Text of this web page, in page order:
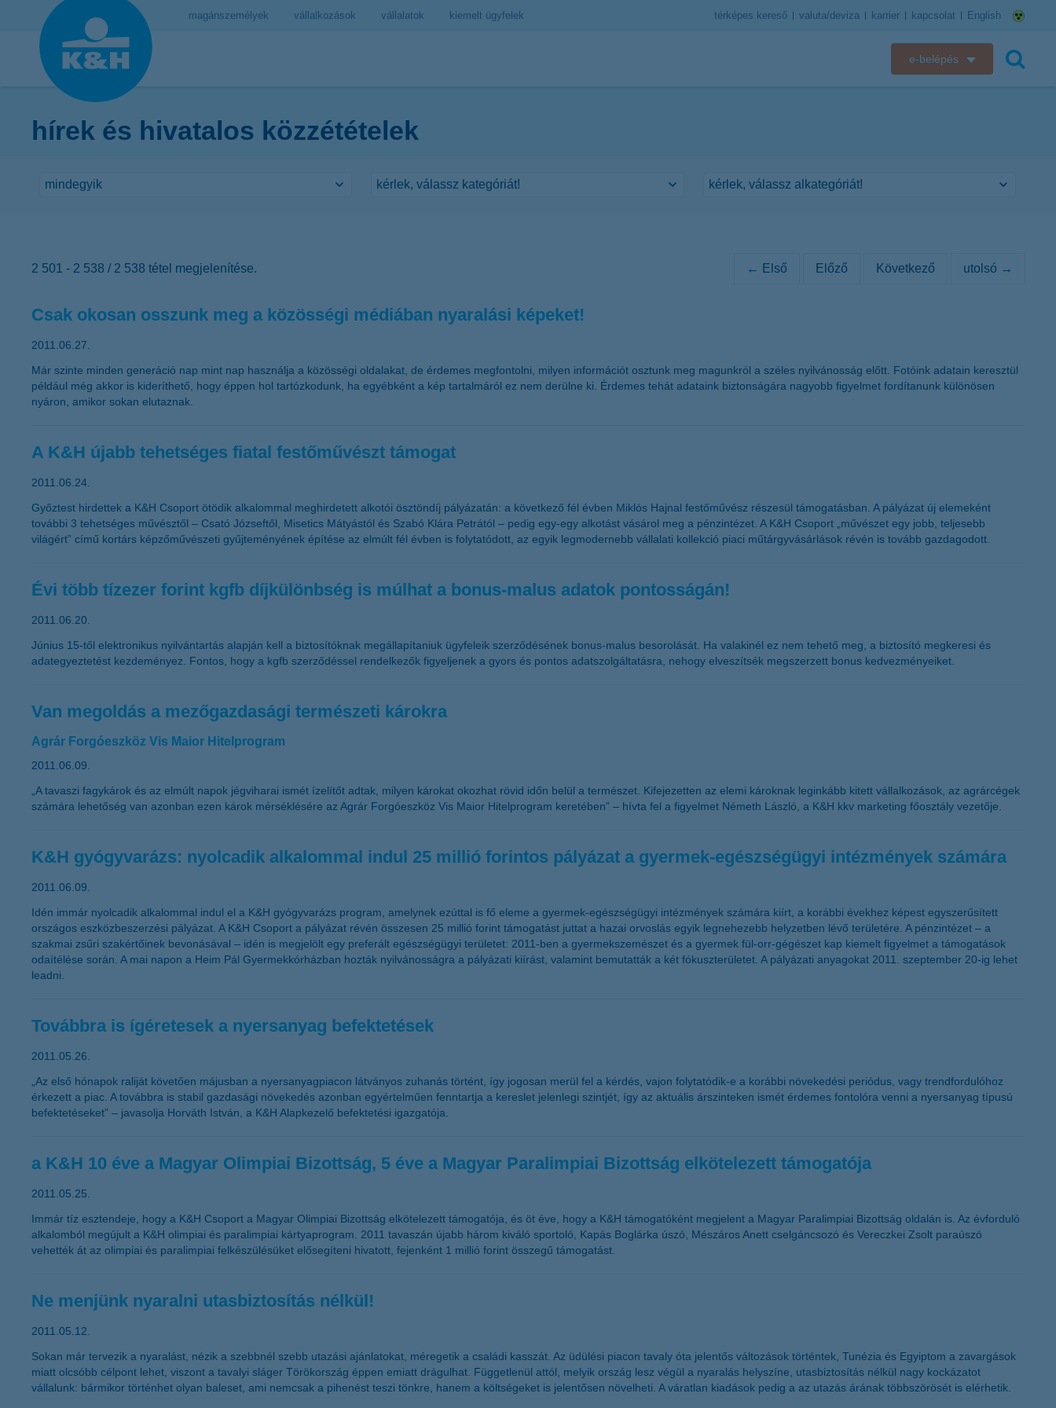
magánszemélyek vállalkozások vállalatok kiemelt ügyfelek térképes kereső valuta/deviza karrier kapcsolat English
e-belépés
K&H token megújítás
hírek és hivatalos közzétételek
2 501 - 2 538 / 2 538 tétel megjelenítése. ← Első Előző Következő utolsó →
Csak okosan osszunk meg a közösségi médiában nyaralási képeket!
2011.06.27.
Már szinte minden generáció nap mint nap használja a közösségi oldalakat, de érdemes megfontolni, milyen információt osztunk meg magunkról a széles nyilvánosság előtt. Fotóink adatain keresztül
például még akkor is kideríthető, hogy éppen hol tartózkodunk, ha egyébként a kép tartalmáról ez nem derülne ki. Érdemes tehát adataink biztonságára nagyobb figyelmet fordítanunk különösen
nyáron, amikor sokan elutaznak.
A K&H újabb tehetséges fiatal festőművészt támogat
2011.06.24.
Győztest hirdettek a K&H Csoport ötödik alkalommal meghirdetett alkotói ösztöndíj pályázatán: a következő fél évben Miklós Hajnal festőművész részesül támogatásban. A pályázat új elemeként
további 3 tehetséges művésztől – Csató Józseftől, Misetics Mátyástól és Szabó Klára Petrától – pedig egy-egy alkotást vásárol meg a pénzintézet. A K&H Csoport „művészet egy jobb, teljesebb
világért” című kortárs képzőművészeti gyűjteményének építése az elmúlt fél évben is folytatódott, az egyik legmodernebb vállalati kollekció piaci műtárgyvásárlások révén is tovább gazdagodott.
Évi több tízezer forint kgfb díjkülönbség is múlhat a bonus-malus adatok pontosságán!
2011.06.20.
Június 15-től elektronikus nyilvántartás alapján kell a biztosítóknak megállapítaniuk ügyfeleik szerződésének bonus-malus besorolását. Ha valakinél ez nem tehető meg, a biztosító megkeresi és
adategyeztetést kezdeményez. Fontos, hogy a kgfb szerződéssel rendelkezők figyeljenek a gyors és pontos adatszolgáltatásra, nehogy elveszítsék megszerzett bonus kedvezményeiket.
Van megoldás a mezőgazdasági természeti károkra
Agrár Forgóeszköz Vis Maior Hitelprogram
2011.06.09.
„A tavaszi fagykárok és az elmúlt napok jégviharai ismét ízelítőt adtak, milyen károkat okozhat rövid időn belül a természet. Kifejezetten az elemi károknak leginkább kitett vállalkozások, az agrárcégek
számára lehetőség van azonban ezen károk mérséklésére az Agrár Forgóeszköz Vis Maior Hitelprogram keretében” – hívta fel a figyelmet Németh László, a K&H kkv marketing főosztály vezetője.
K&H gyógyvarázs: nyolcadik alkalommal indul 25 millió forintos pályázat a gyermek-egészségügyi intézmények számára
2011.06.09.
Idén immár nyolcadik alkalommal indul el a K&H gyógyvarázs program, amelynek ezúttal is fő eleme a gyermek-egészségügyi intézmények számára kiírt, a korábbi évekhez képest egyszerűsített
országos eszközbeszerzési pályázat. A K&H Csoport a pályázat révén összesen 25 millió forint támogatást juttat a hazai orvoslás egyik legnehezebb helyzetben lévő területére. A pénzintézet – a
szakmai zsűri szakértőinek bevonásával – idén is megjelölt egy preferált egészségügyi területet: 2011-ben a gyermekszemészet és a gyermek fül-orr-gégészet kap kiemelt figyelmet a támogatások
odaítélése során. A mai napon a Heim Pál Gyermekkórházban hozták nyilvánosságra a pályázati kiírást, valamint bemutatták a két fókuszterületet. A pályázati anyagokat 2011. szeptember 20-ig lehet
leadni.
Továbbra is ígéretesek a nyersanyag befektetések
2011.05.26.
„Az első hónapok raliját követően májusban a nyersanyagpiacon látványos zuhanás történt, így jogosan merül fel a kérdés, vajon folytatódik-e a korábbi növekedési periódus, vagy trendfordulóhoz
érkezett a piac. A továbbra is stabil gazdasági növekedés azonban egyértelműen fenntartja a kereslet jelenlegi szintjét, így az aktuális árszinteken ismét érdemes fontolóra venni a nyersanyag típusú
befektetéseket” – javasolja Horváth István, a K&H Alapkezelő befektetési igazgatója.
a K&H 10 éve a Magyar Olimpiai Bizottság, 5 éve a Magyar Paralimpiai Bizottság elkötelezett támogatója
2011.05.25.
Immár tíz esztendeje, hogy a K&H Csoport a Magyar Olimpiai Bizottság elkötelezett támogatója, és öt éve, hogy a K&H támogatóként megjelent a Magyar Paralimpiai Bizottság oldalán is. Az évforduló
alkalomból megújult a K&H olimpiai és paralimpiai kártyaprogram. 2011 tavaszán újabb három kiváló sportoló, Kapás Boglárka úszó, Mészáros Anett cselgáncsozó és Vereczkei Zsolt paraúszó
vehették át az olimpiai és paralimpiai felkészülésüket elősegíteni hivatott, fejenként 1 millió forint összegű támogatást.
Ne menjünk nyaralni utasbiztosítás nélkül!
2011.05.12.
Sokan már tervezik a nyaralást, nézik a szebbnél szebb utazási ajánlatokat, méregetik a családi kasszát. Az üdülési piacon tavaly óta jelentős változások történtek, Tunézia és Egyiptom a zavargások
miatt olcsóbb célpont lehet, viszont a tavalyi sláger Törökország éppen emiatt drágulhat. Függetlenül attól, melyik ország lesz végül a nyaralás helyszíne, utasbiztosítás nélkül nagy kockázatot
vállalunk: bármikor történhet olyan baleset, ami nemcsak a pihenést teszi tönkre, hanem a költségeket is jelentősen növelheti. A váratlan kiadások pedig a az utazás árának többszörösét is elérhetik.